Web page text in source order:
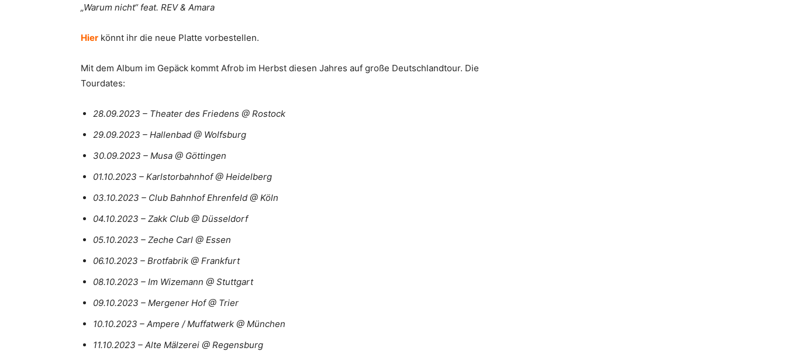
„Warum nicht“ feat. REV & Amara
Hier könnt ihr die neue Platte vorbestellen.
Mit dem Album im Gepäck kommt Afrob im Herbst diesen Jahres auf große Deutschlandtour. Die
Tourdates:
28.09.2023 – Theater des Friedens @ Rostock
29.09.2023 – Hallenbad @ Wolfsburg
30.09.2023 – Musa @ Göttingen
01.10.2023 – Karlstorbahnhof @ Heidelberg
03.10.2023 – Club Bahnhof Ehrenfeld @ Köln
04.10.2023 – Zakk Club @ Düsseldorf
05.10.2023 – Zeche Carl @ Essen
06.10.2023 – Brotfabrik @ Frankfurt
08.10.2023 – Im Wizemann @ Stuttgart
09.10.2023 – Mergener Hof @ Trier
10.10.2023 – Ampere / Muffatwerk @ München
11.10.2023 – Alte Mälzerei @ Regensburg